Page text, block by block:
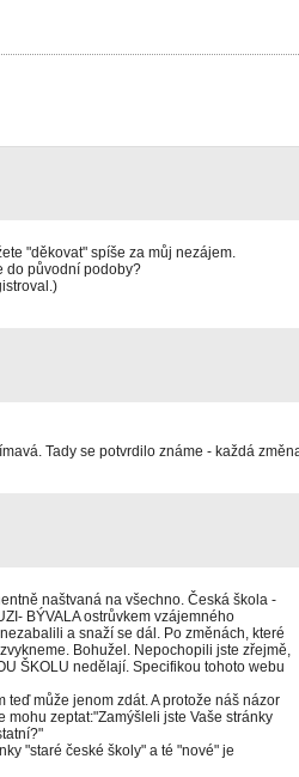
"děkovat" spíše za můj nezájem.
do původní podoby?
Tady se potvrdilo známe - každá
naštvaná na všechno. Česká škola -
BÝVALA ostrůvkem vzájemného
a snaží se dál. Po změnách, které
Bohužel. Nepochopili jste zřejmě,
ŠKOLU nedělají. Specifikou tohoto webu
teď může jenom zdát. A protože náš názor
zeptat:"Zamýšleli jste Vaše stránky
"staré české školy" a té "nové" je